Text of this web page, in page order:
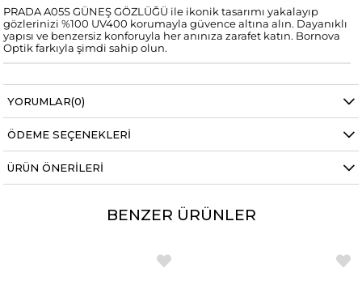
PRADA A05S GÜNEŞ GÖZLÜĞÜ ile ikonik tasarımı yakalayıp
gözlerinizi %100 UV400 korumayla güvence altına alın. Dayanıklı
yapısı ve benzersiz konforuyla her anınıza zarafet katın. Bornova
Optik farkıyla şimdi sahip olun.
YORUMLAR(0)
ÖDEME SEÇENEKLERI
ÜRÜN ÖNERILERI
BENZER ÜRÜNLER